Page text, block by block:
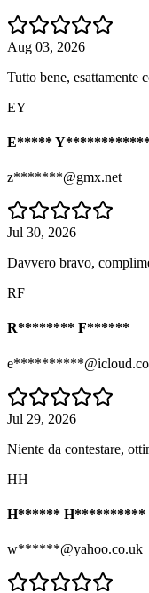
Aug 03, 2026
Tutto bene, esattamente
EY
E*****
z*******@gmx.net
Jul 30, 2026
Davvero bravo,
RF
R******** F******
Jul 29, 2026
Niente da contestare,
HH
H****** H**********
w******@yahoo.co.uk